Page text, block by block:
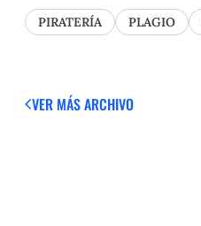
PIRATERÍA PLAGIO
VER MÁSARCHIVO